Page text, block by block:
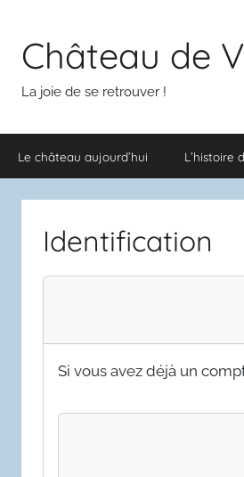
contenuChâteau de
La joie de se retrouver !
Le château aujourd’hui L’histoire
Identification
Si vous avez déjà un